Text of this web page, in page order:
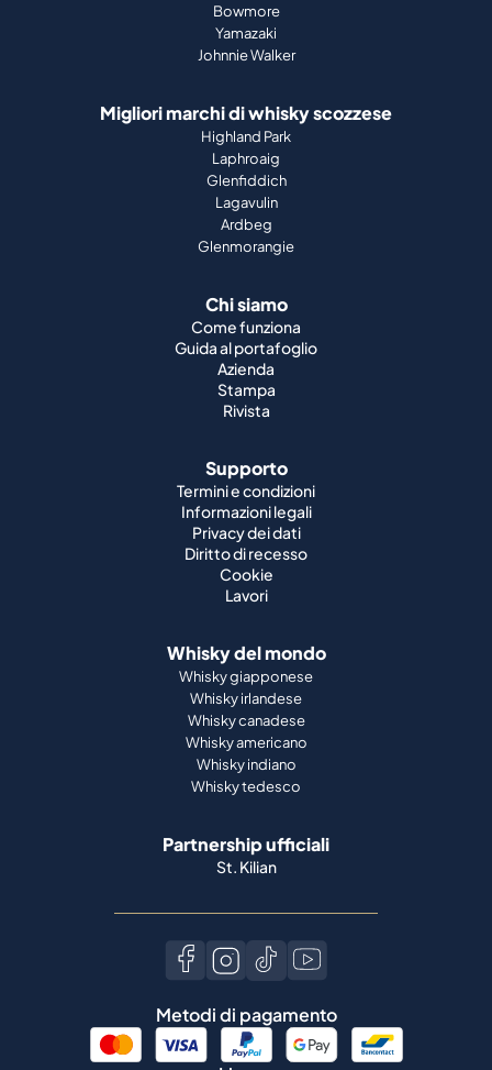
Bowmore
Yamazaki
Johnnie Walker
Migliori marchi di whisky scozzese
Highland Park
Laphroaig
Glenfiddich
Lagavulin
Ardbeg
Glenmorangie
Chi siamo
Come funziona
Guida al portafoglio
Azienda
Stampa
Rivista
Supporto
Termini e condizioni
Informazioni legali
Privacy dei dati
Diritto di recesso
Cookie
Lavori
Whisky del mondo
Whisky giapponese
Whisky irlandese
Whisky canadese
Whisky americano
Whisky indiano
Whisky tedesco
Partnership ufficiali
St. Kilian
Metodi di pagamento